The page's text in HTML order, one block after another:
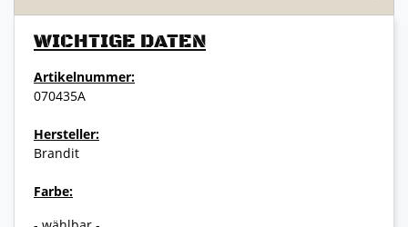
WICHTIGE DATEN
Artikelnummer:
070435A
Hersteller:
Brandit
Farbe: